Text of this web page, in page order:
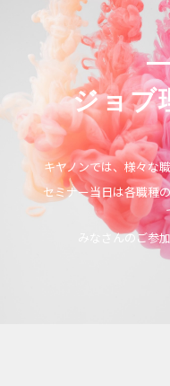
ジョブ
キヤノンでは、様々な
セミナー当日は各職種
みなさんのご参